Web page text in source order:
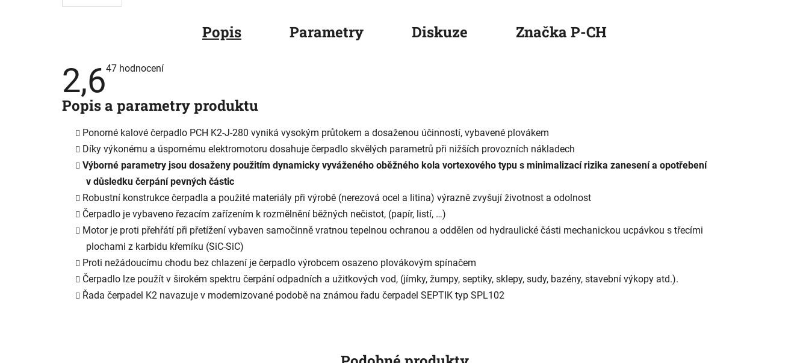
Popis Parametry Diskuze Značka P-CH
2,6Průměrné
2,6
hvězdiček.
47 hodnocení
Popis a parametry produktu
Ponorné kalové čerpadlo PCH K2-J-280 vyniká vysokým průtokem a dosaženou účinností, vybavené plovákem
Díky výkonému a úspornému elektromotoru dosahuje čerpadlo skvělých parametrů při nižších provozních nákladech
Výborné parametry jsou dosaženy použitím dynamicky vyváženého oběžného kola vortexového typu s minimalizací rizika zanesení a opotřebení
v důsledku čerpání pevných částic
Robustní konstrukce čerpadla a použité materiály při výrobě (nerezová ocel a litina) výrazně zvyšují životnost a odolnost
Čerpadlo je vybaveno řezacím zařízením k rozmělnění běžných nečistot, (papír, listí, …)
Motor je proti přehřátí při přetížení vybaven samočinně vratnou tepelnou ochranou a oddělen od hydraulické části mechanickou ucpávkou s třecími
plochami z karbidu křemíku (SiC-SiC)
Proti nežádoucímu chodu bez chlazení je čerpadlo výrobcem osazeno plovákovým spínačem
Čerpadlo lze použít v širokém spektru čerpání odpadních a užitkových vod, (jímky, žumpy, septiky, sklepy, sudy, bazény, stavební výkopy atd.).
Řada čerpadel K2 navazuje v modernizované podobě na známou řadu čerpadel SEPTIK typ SPL102